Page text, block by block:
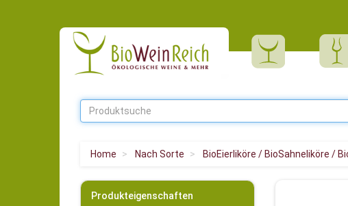
Home Nach Sorte BioEierliköre / BioSahneliköre /
Produkteigenschaften